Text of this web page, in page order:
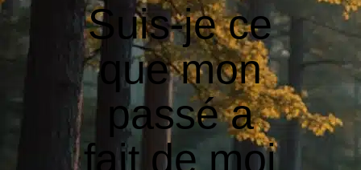
Suis-je ce
que mon
passé a
fait de moi